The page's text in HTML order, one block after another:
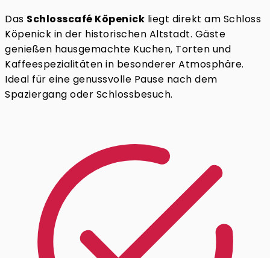
Das Schlosscafé Köpenick liegt direkt am Schloss
Köpenick in der historischen Altstadt. Gäste
genießen hausgemachte Kuchen, Torten und
Kaffeespezialitäten in besonderer Atmosphäre.
Ideal für eine genussvolle Pause nach dem
Spaziergang oder Schlossbesuch.